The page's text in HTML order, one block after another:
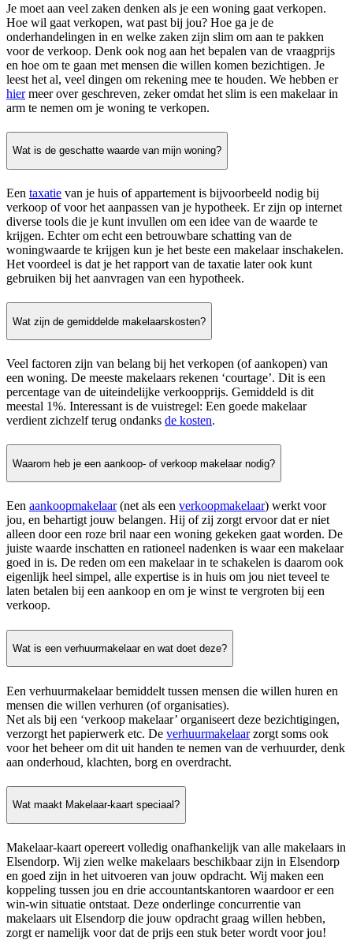
Je moet aan veel zaken denken als je een woning gaat verkopen.
Hoe wil gaat verkopen, wat past bij jou? Hoe ga je de
onderhandelingen in en welke zaken zijn slim om aan te pakken
voor de verkoop. Denk ook nog aan het bepalen van de vraagprijs
en hoe om te gaan met mensen die willen komen bezichtigen. Je
leest het al, veel dingen om rekening mee te houden. We hebben er
hiermeer over geschreven, zeker omdat het slim is een makelaar in
arm te nemen om je woning te verkopen.
Wat is de geschatte waarde van mijn woning?
Een taxatie van je huis of appartement is bijvoorbeeld nodig bij
verkoop of voor het aanpassen van je hypotheek. Er zijn op internet
diverse tools die je kunt invullen om een idee van de waarde te
krijgen. Echter om echt een betrouwbare schatting van de
woningwaarde te krijgen kun je het beste een makelaar inschakelen.
Het voordeel is dat je het rapport van de taxatie later ook kunt
gebruiken bij het aanvragen van een hypotheek.
Wat zijn de gemiddelde makelaarskosten?
Veel factoren zijn van belang bij het verkopen (of aankopen) van
een woning. De meeste makelaars rekenen ‘courtage’. Dit is een
percentage van de uiteindelijke verkoopprijs. Gemiddeld is dit
meestal 1%. Interessant is de vuistregel: Een goede makelaar
verdient zichzelf terug ondanks de kosten.
Waarom heb je een aankoop- of verkoop makelaar nodig?
Een aankoopmakelaar(net als een verkoopmakelaar) werkt voor
jou, en behartigt jouw belangen. Hij of zij zorgt ervoor dat er niet
alleen door een roze bril naar een woning gekeken gaat worden. De
juiste waarde inschatten en rationeel nadenken is waar een makelaar
goed in is. De reden om een makelaar in te schakelen is daarom ook
eigenlijk heel simpel, alle expertise is in huis om jou niet teveel te
laten betalen bij een aankoop en om je winst te vergroten bij een
verkoop.
Wat is een verhuurmakelaar en wat doet deze?
Een verhuurmakelaar bemiddelt tussen mensen die willen huren en
mensen die willen verhuren (of organisaties).
Net als bij een ‘verkoop makelaar’ organiseert deze bezichtigingen,
verzorgt het papierwerk etc. De verhuurmakelaarzorgt soms ook
voor het beheer om dit uit handen te nemen van de verhuurder, denk
aan onderhoud, klachten, borg en overdracht.
Wat maakt Makelaar-kaart speciaal?
Makelaar-kaart opereert volledig onafhankelijk van alle makelaars in
Elsendorp. Wij zien welke makelaars beschikbaar zijn in Elsendorp
en goed zijn in het uitvoeren van jouw opdracht. Wij maken een
koppeling tussen jou en drie accountantskantoren waardoor er een
win-win situatie ontstaat. Deze onderlinge concurrentie van
makelaars uit Elsendorp die jouw opdracht graag willen hebben,
zorgt er namelijk voor dat de prijs een stuk beter wordt voor jou!